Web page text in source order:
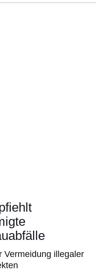
Vermeidung illegaler